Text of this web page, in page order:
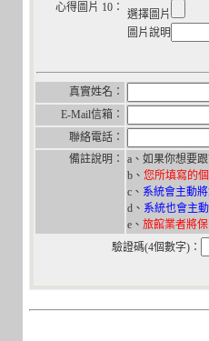
心得圖片 10：
選擇圖片
圖片說明
真實姓名：
E-Mail信箱：
聯絡電話：
備註說明：
a、如果你想要
b、 您所填寫的
c、 系統會主動
d、 系統也會主
e、 旅館業者將
驗證碼(4個數字)：